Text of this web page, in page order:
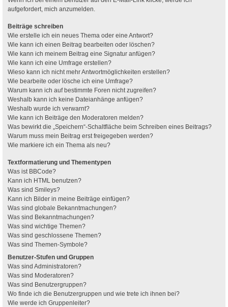
aufgefordert, mich anzumelden.
Beiträge schreiben
Wie erstelle ich ein neues Thema oder eine Antwort?
Wie kann ich einen Beitrag bearbeiten oder löschen?
Wie kann ich meinem Beitrag eine Signatur anfügen?
Wie kann ich eine Umfrage erstellen?
Wieso kann ich nicht mehr Antwortmöglichkeiten erstellen?
Wie bearbeite oder lösche ich eine Umfrage?
Warum kann ich auf bestimmte Foren nicht zugreifen?
Weshalb kann ich keine Dateianhänge anfügen?
Weshalb wurde ich verwarnt?
Wie kann ich Beiträge den Moderatoren melden?
Was bewirkt die „Speichern“-Schaltfläche beim Schreiben eines Beitrags?
Warum muss mein Beitrag erst freigegeben werden?
Wie markiere ich ein Thema als neu?
Textformatierung und Thementypen
Was ist BBCode?
Kann ich HTML benutzen?
Was sind Smileys?
Kann ich Bilder in meine Beiträge einfügen?
Was sind globale Bekanntmachungen?
Was sind Bekanntmachungen?
Was sind wichtige Themen?
Was sind geschlossene Themen?
Was sind Themen-Symbole?
Benutzer-Stufen und Gruppen
Was sind Administratoren?
Was sind Moderatoren?
Was sind Benutzergruppen?
Wo finde ich die Benutzergruppen und wie trete ich ihnen bei?
Wie werde ich Gruppenleiter?